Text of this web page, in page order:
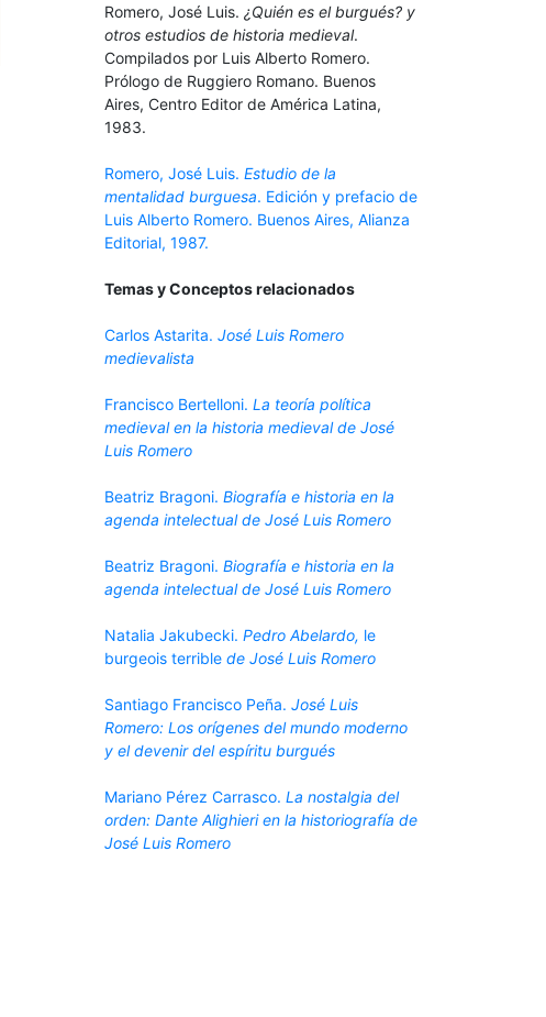
Romero, José Luis. ¿Quién es el burgués? y
otros estudios de historia medieval.
Compilados por Luis Alberto Romero.
Prólogo de Ruggiero Romano. Buenos
Aires, Centro Editor de América Latina,
1983.
Romero, José Luis. Estudio de la
mentalidad burguesa. Edición y prefacio de
Luis Alberto Romero. Buenos Aires, Alianza
Editorial, 1987.
Temas y Conceptos relacionados
Carlos Astarita. José Luis Romero
medievalista
Francisco Bertelloni. La teoría política
medieval en la historia medieval de José
Luis Romero
Beatriz Bragoni. Biografía e historia en la
agenda intelectual de José Luis Romero
Beatriz Bragoni. Biografía e historia en la
agenda intelectual de José Luis Romero
Natalia Jakubecki. Pedro Abelardo, le
burgeois terrible de José Luis Romero
Santiago Francisco Peña. José Luis
Romero: Los orígenes del mundo moderno
y el devenir del espíritu burgués
Mariano Pérez Carrasco. La nostalgia del
orden: Dante Alighieri en la historiografía de
José Luis Romero